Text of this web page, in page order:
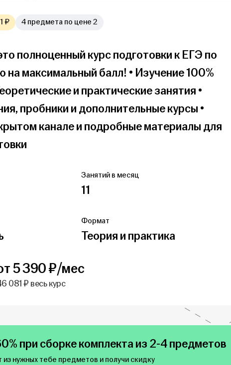
₽ 4 предмета по цене 2
полноценный курс подготовки к ЕГЭ по
максимальный балл! • Изучение 100%
и практические занятия •
пробники и дополнительные курсы •
канале и подробные материалы для
Занятий в месяц
11
Формат
Теория и практика
5 390 ₽/мес
081 ₽ весь курс
при сборке комплекта из 2-4 предметов
нужных тебе предметов и получи скидку